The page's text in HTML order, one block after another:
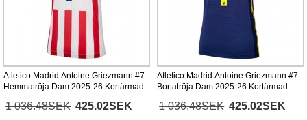
Atletico Madrid Antoine Griezmann #7
Hemmatröja Dam 2025-26 Kortärmad
1 036.48SEK 425.02SEK
Atletico Madrid Antoine Griezmann #7
Bortatröja Dam 2025-26 Kortärmad
1 036.48SEK 425.02SEK